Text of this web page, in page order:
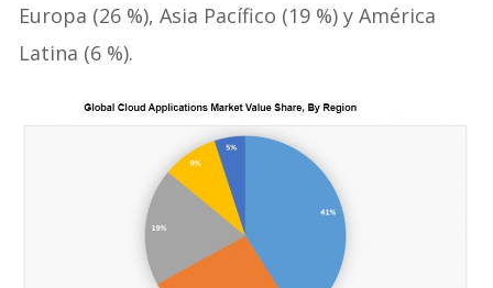
Europa (26 %), Asia Pacífico (19 %) y América
Latina (6 %).